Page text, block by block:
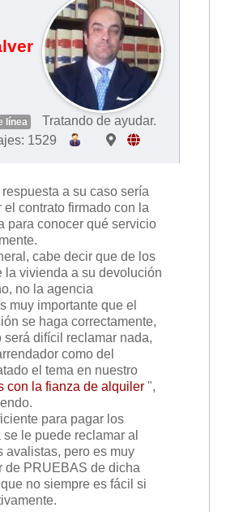
línea
Tratando de ayudar.
1529
a su caso sería
contrato firmado con la
para conocer qué servicio
cabe decir que de los
la vivienda a su devolución
no la agencia
muy importante que el
se haga correctamente,
será difícil reclamar nada,
como del
el tema en nuestro
con la fianza de alquiler ",
para pagar los
le puede reclamar al
avalistas, pero es muy
de PRUEBAS de dicha
no siempre es fácil si